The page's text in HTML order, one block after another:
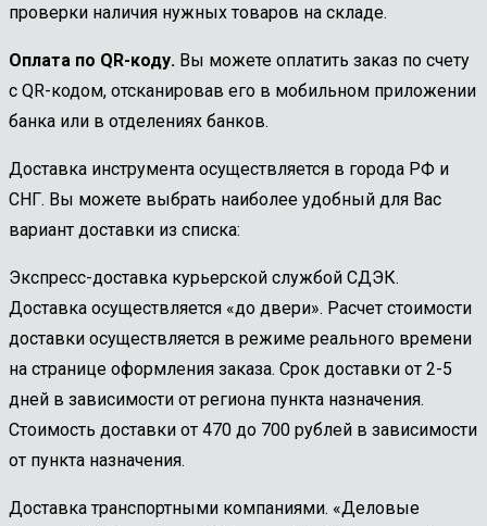
проверки наличия нужных товаров на складе.
Оплата по QR-коду. Вы можете оплатить заказ по счету
с QR-кодом, отсканировав его в мобильном приложении
банка или в отделениях банков.
Доставка инструмента осуществляется в города РФ и
СНГ. Вы можете выбрать наиболее удобный для Вас
вариант доставки из списка:
Экспресс-доставка курьерской службой СДЭК.
Доставка осуществляется «до двери». Расчет стоимости
доставки осуществляется в режиме реального времени
на странице оформления заказа. Срок доставки от 2-5
дней в зависимости от региона пункта назначения.
Стоимость доставки от 470 до 700 рублей в зависимости
от пункта назначения.
Доставка транспортными компаниями. «Деловые